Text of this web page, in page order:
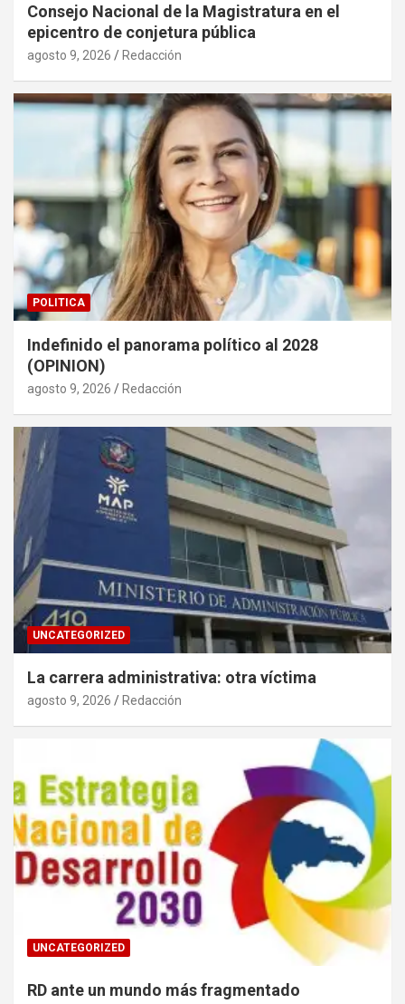
Consejo Nacional de la Magistratura en el
epicentro de conjetura pública
agosto 9, 2026 Redacción
POLITICA
Indefinido el panorama político al 2028
(OPINION)
agosto 9, 2026 Redacción
UNCATEGORIZED
La carrera administrativa: otra víctima
agosto 9, 2026 Redacción
UNCATEGORIZED
RD ante un mundo más fragmentado